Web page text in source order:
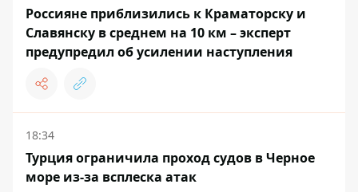
Россияне приблизились к Краматорску и
Славянску в среднем на 10 км – эксперт
предупредил об усилении наступления
18:34
Турция ограничила проход судов в Черное
море из-за всплеска атак